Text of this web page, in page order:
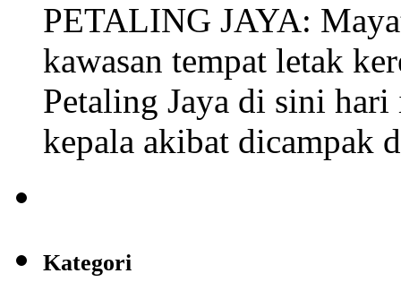
PETALING JAYA:
kawasan tempat letak
Petaling Jaya di sini hari
kepala akibat dicampak
Kategori